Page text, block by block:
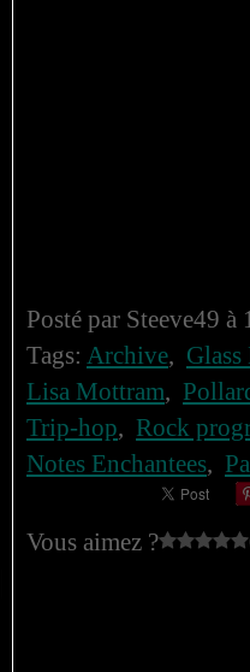
Posté par Steeve49 à
Tags: Archive,
Lisa Mottram,
Trip-hop, Rock
Notes Enchantees,
Vous aimez ?